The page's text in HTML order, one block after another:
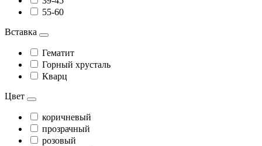
55-60
Вставка
Гематит
Горный хрусталь
Кварц
Цвет
коричневый
прозрачный
розовый